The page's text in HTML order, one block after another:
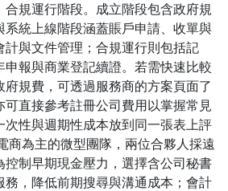
合規運行階段。成立階段包含政府規
系統上線階段涵蓋賬戶申請、收單與
計與文件管理；合規運行則包括記
申報與商業登記續證。若需快速比較
規費，可透過服務商的方案頁面了
可直接參考註冊公司費用以掌握常見
次性與週期性成本放到同一張表上評
商為主的微型團隊，兩位合夥人採遠
控制早期現金壓力，選擇含公司秘書
務，降低前期搜尋與溝通成本；會計